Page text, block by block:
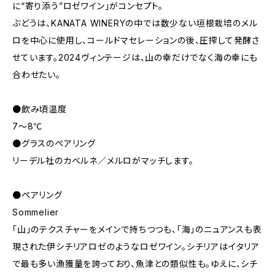
に“寄り添う”ロゼワイン」がコンセプト。
ぶどうは、KANATA WINERYの中では数少ない垣根栽培のメル
ロを中心に使用し、コールドマセレーションの後、圧搾して発酵さ
せています。2024ヴィンテージは、山の幸だけでなく海の幸にも
合わせたい。
●飲み頃温度
7〜8℃
●グラスのペアリング
リーデル社のカベルネ／メルロがマッチします。
●ペアリング
Sommelier
「山」のテクスチャーをメインで持ちつつも、「海」のニュアンスも表
現された伊シチリアロゼのようなロゼワイン。シチリアはイタリア
で最も多い漁獲量を誇っており、魚津との類似性も。ゆえに、シチ